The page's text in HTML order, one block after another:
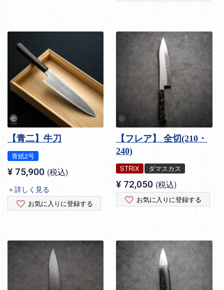
【青二】牛刀
青紙2号
¥ 75,900 税込
＋詳しく見る
お気に入りに登録する
【フレア】 全切(210・
240)
STRIX ダマスカス
¥ 72,050 税込
お気に入りに登録する